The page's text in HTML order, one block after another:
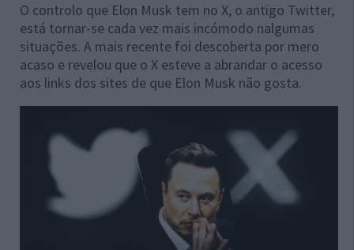
O controlo que Elon Musk tem no X, o antigo Twitter,
está tornar-se cada vez mais incómodo nalgumas
situações. A mais recente foi descoberta por mero
acaso e revelou que o X esteve a abrandar o acesso
aos links dos sites de que Elon Musk não gosta.